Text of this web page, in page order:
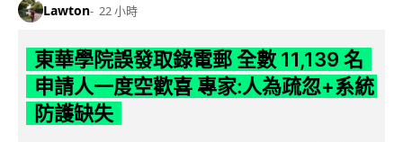
Lawton 22 小時
東華學院誤發取錄電郵 全數 11,139 名
申請人一度空歡喜 專家:人為疏忽+系統
防護缺失